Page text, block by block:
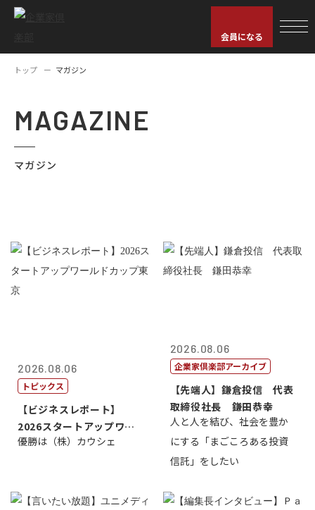
会員になる
トップ マガジン
MAGAZINE
マガジン
2026.08.06
トピックス
【ビジネスレポート】
2026スタートアップワー
ルドカップ東京
優勝は（株）カウシェ
2026.08.06
企業家倶楽部アーカイブ
【先端人】鎌倉投信 代表
取締役社長 鎌田恭幸
人と人を結び、社会を豊か
にする「まごころある投資
信託」をしたい